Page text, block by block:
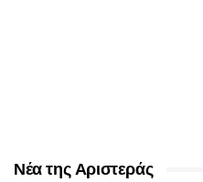
Νέα της Αριστεράς